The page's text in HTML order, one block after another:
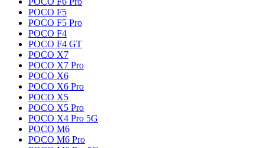
POCO F5
POCO F5 Pro
POCO F4
POCO F4 GT
POCO X7
POCO X7 Pro
POCO X6
POCO X6 Pro
POCO X5
POCO X5 Pro
POCO X4 Pro 5G
POCO M6
POCO M6 Pro